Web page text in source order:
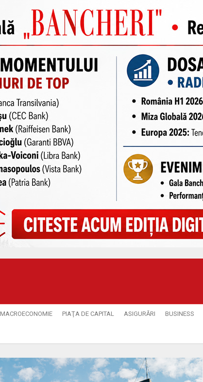
MACROECONOMIE PIAŢA DE CAPITAL ASIGURĂRI BUSINESS